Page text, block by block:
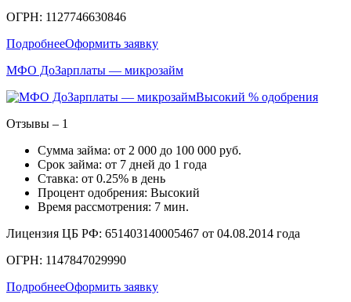
ОГРН: 1127746630846
ПодробнееОформить заявку
МФО ДоЗарплаты — микрозайм
Высокий % одобрения
Отзывы – 1
Сумма займа: от 2 000 до 100 000 руб.
Срок займа: от 7 дней до 1 года
Ставка: от 0.25% в день
Процент одобрения: Высокий
Время рассмотрения: 7 мин.
Лицензия ЦБ РФ: 651403140005467 от 04.08.2014 года
ОГРН: 1147847029990
ПодробнееОформить заявку